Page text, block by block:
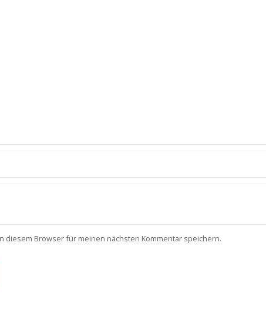
diesem Browser für meinen nächsten Kommentar speichern.